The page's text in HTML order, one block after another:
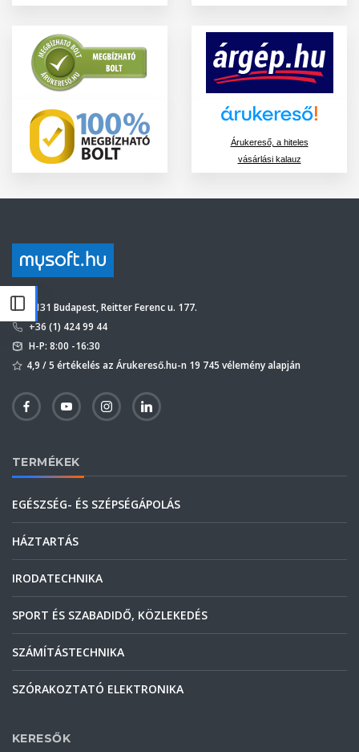
Árukereső, a hiteles
vásárlási kalauz
1131 Budapest, Reitter Ferenc u. 177.
+36 (1) 424 99 44
H-P: 8:00 -16:30
4,9 / 5 értékelés az Árukereső.hu-n 19 745 vélemény alapján
TERMÉKEK
EGÉSZSÉG- ÉS SZÉPSÉGÁPOLÁS
HÁZTARTÁS
IRODATECHNIKA
SPORT ÉS SZABADIDŐ, KÖZLEKEDÉS
SZÁMÍTÁSTECHNIKA
SZÓRAKOZTATÓ ELEKTRONIKA
KERESŐK